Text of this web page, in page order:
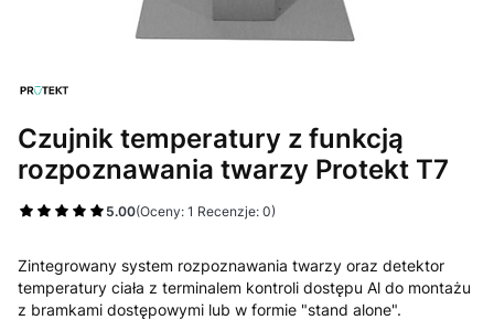
Czujnik temperatury z funkcją
rozpoznawania twarzy Protekt T7
5.00(Oceny: 1 Recenzje: 0)
Zintegrowany system rozpoznawania twarzy oraz detektor
temperatury ciała z terminalem kontroli dostępu Al do montażu
z bramkami dostępowymi lub w formie "stand alone".